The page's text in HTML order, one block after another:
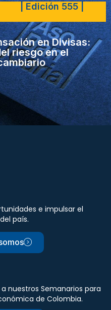
| Edición 555 |
en Divisas:
riesgo en el
e impulsar el
país.
nuestros Semanarios para
de Colombia.